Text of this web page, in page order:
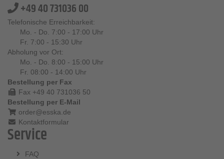
+49 40 731036 00
Telefonische Erreichbarkeit:
Mo. - Do. 7:00 - 17:00 Uhr
Fr. 7:00 - 15:30 Uhr
Abholung vor Ort:
Mo. - Do. 8:00 - 15:00 Uhr
Fr. 08:00 - 14:00 Uhr
Bestellung per Fax
Fax +49 40 731036 50
Bestellung per E-Mail
order@esska.de
Kontaktformular
Service
FAQ